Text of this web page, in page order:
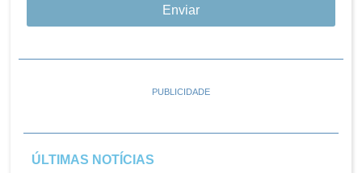
Enviar
PUBLICIDADE
ÚLTIMAS NOTÍCIAS